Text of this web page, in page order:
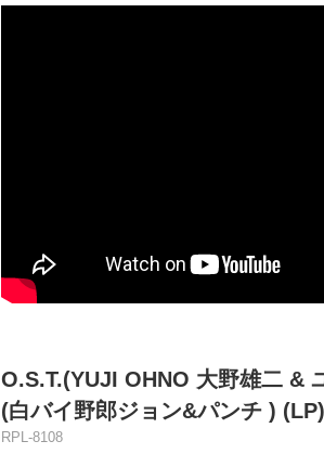
O.S.T.(YUJI OHNO 大野雄二 &
(白バイ野郎ジョン&パンチ ) (LP)
RPL-8108